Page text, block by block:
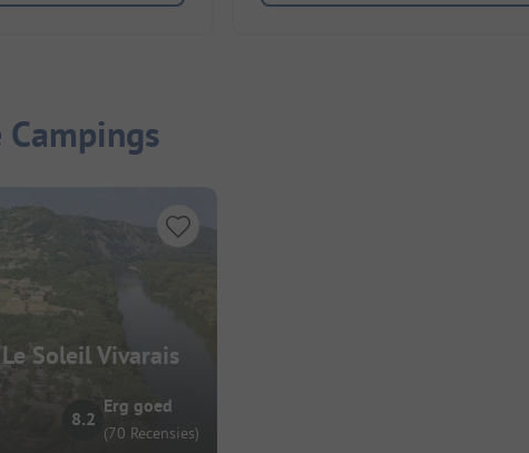
Campings
Soleil Vivarais
8.2
Erg goed
(70 Recensies)